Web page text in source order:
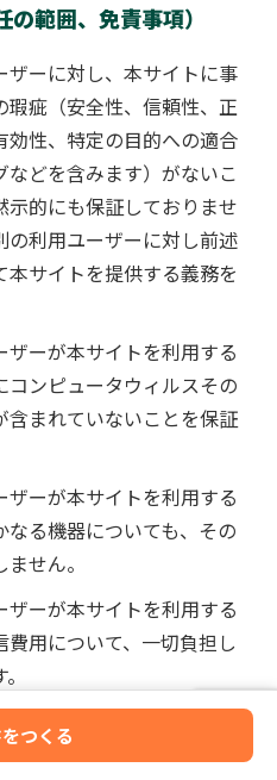
範囲、免責事項）
ザーに対し、本サイトに事
瑕疵（安全性、信頼性、正
効性、特定の目的への適合
などを含みます）がないこ
示的にも保証しておりませ
の利用ユーザーに対し前述
本サイトを提供する義務を
ザーが本サイトを利用する
コンピュータウィルスその
含まれていないことを保証
ザーが本サイトを利用する
なる機器についても、その
せん。
ザーが本サイトを利用する
費用について、一切負担し
上で 求職者が登録する情報
は、保証するものではあり
つくる